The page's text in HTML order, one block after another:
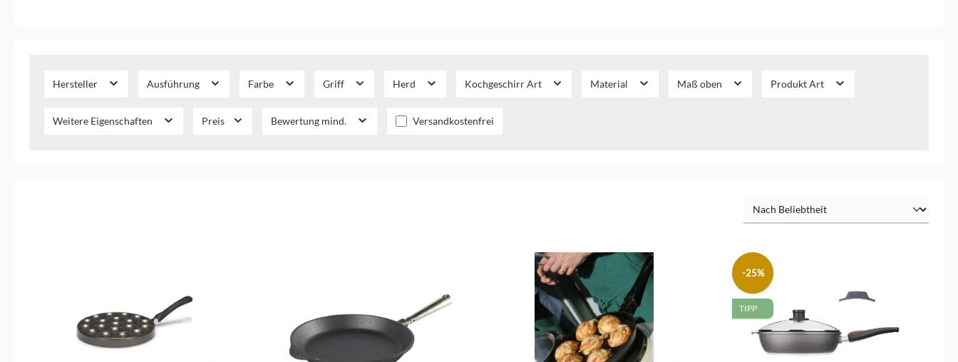
Hersteller Ausführung Farbe Griff Herd Kochgeschirr Art Material Maß oben Produkt Art
Weitere Eigenschaften Preis Bewertung mind. Filter hinzufügen: Versandkostenfrei
Versandkostenfrei
-25%
TIPP